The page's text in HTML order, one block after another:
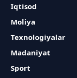
Iqtisod
Moliya
Texnologiyalar
Madaniyat
Sport